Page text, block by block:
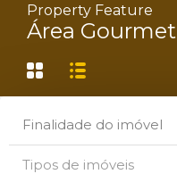
Property Feature
Área Gourmet
Finalidade do imóvel
Tipos de imóveis